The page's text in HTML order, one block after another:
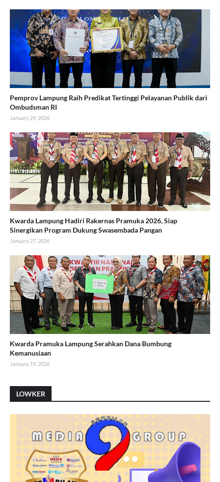
Pemprov Lampung Raih Predikat Tertinggi Pelayanan Publik dari
Ombudsman RI
January 29, 2026
Kwarda Lampung Hadiri Rakernas Pramuka 2026, Siap
Sinergikan Program Dukung Swasembada Pangan
January 27, 2026
Kwarda Pramuka Lampung Serahkan Dana Bumbung
Kemanusiaan
January 19, 2026
LOWKER